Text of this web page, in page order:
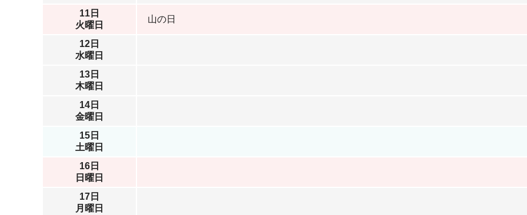
11日
火曜日
山の日
12日
水曜日
13日
木曜日
14日
金曜日
15日
土曜日
16日
日曜日
17日
月曜日